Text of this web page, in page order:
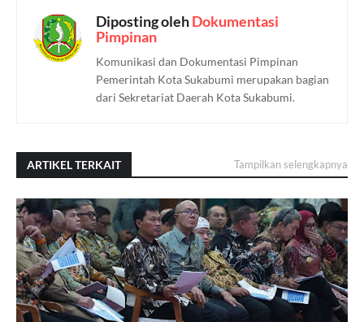
Diposting olehDokumentasi
Pimpinan
Komunikasi dan Dokumentasi Pimpinan
Pemerintah Kota Sukabumi merupakan bagian
dari Sekretariat Daerah Kota Sukabumi.
ARTIKEL TERKAIT Tampilkan selengkapnya